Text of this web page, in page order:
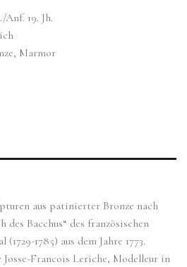
Anf. 19. Jh.
Marmor
aus patinierter Bronze nach
Bacchus“ des französischen
1785) aus dem Jahre 1773.
Francois Leriche, Modelleur in